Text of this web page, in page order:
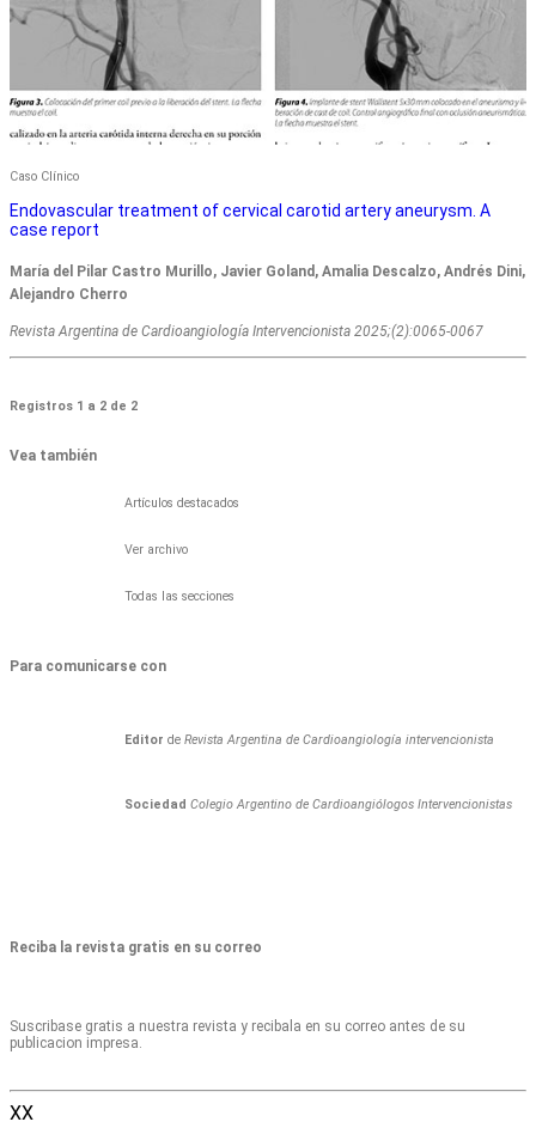
Caso Clínico
Endovascular treatment of cervical carotid artery aneurysm. A
case report
María del Pilar Castro Murillo, Javier Goland, Amalia Descalzo, Andrés Dini,
Alejandro Cherro
Revista Argentina de Cardioangiologí­a Intervencionista 2025;(2):0065-0067
Registros 1 a 2 de 2
Vea también
Artículos destacados
Ver archivo
Todas las secciones
Para comunicarse con
Editor de Revista Argentina de Cardioangiología intervencionista
Sociedad Colegio Argentino de Cardioangiólogos Intervencionistas
Reciba la revista gratis en su correo
Suscribase gratis a nuestra revista y recibala en su correo antes de su
publicacion impresa.
XX